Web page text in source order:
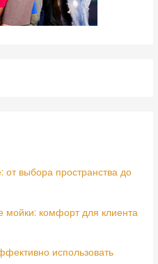
выбора пространства до
комфорт для клиента
использовать